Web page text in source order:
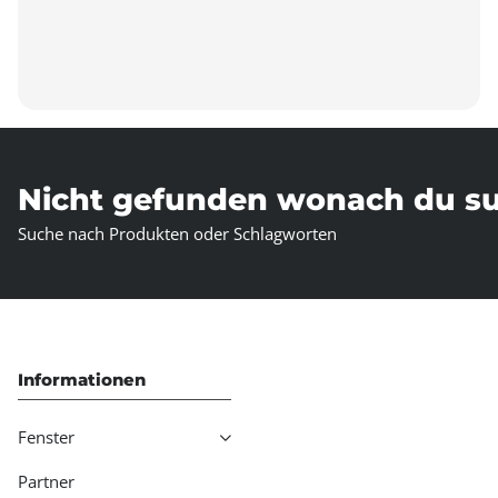
Nicht gefunden wonach du
Suche nach Produkten oder Schlagworten
Informationen
Fenster
Partner